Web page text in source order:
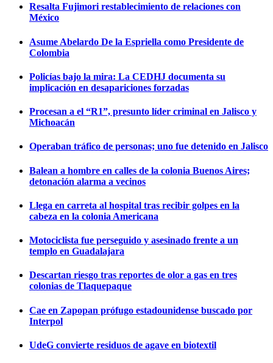
Resalta Fujimori restablecimiento de relaciones con
México
Asume Abelardo De la Espriella como Presidente de
Colombia
Policías bajo la mira: La CEDHJ documenta su
implicación en desapariciones forzadas
Procesan a el “R1”, presunto líder criminal en Jalisco y
Michoacán
Operaban tráfico de personas; uno fue detenido en Jalisco
Balean a hombre en calles de la colonia Buenos Aires;
detonación alarma a vecinos
Llega en carreta al hospital tras recibir golpes en la
cabeza en la colonia Americana
Motociclista fue perseguido y asesinado frente a un
templo en Guadalajara
Descartan riesgo tras reportes de olor a gas en tres
colonias de Tlaquepaque
Cae en Zapopan prófugo estadounidense buscado por
Interpol
UdeG convierte residuos de agave en biotextil